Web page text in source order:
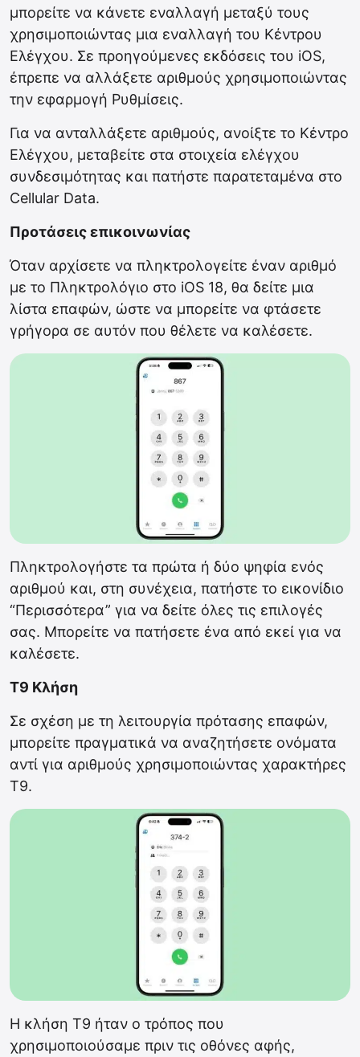
μπορείτε να κάνετε εναλλαγή μεταξύ τους
χρησιμοποιώντας μια εναλλαγή του Κέντρου
Ελέγχου. Σε προηγούμενες εκδόσεις του iOS,
έπρεπε να αλλάξετε αριθμούς χρησιμοποιώντας
την εφαρμογή Ρυθμίσεις.
Για να ανταλλάξετε αριθμούς, ανοίξτε το Κέντρο
Ελέγχου, μεταβείτε στα στοιχεία ελέγχου
συνδεσιμότητας και πατήστε παρατεταμένα στο
Cellular Data.
Προτάσεις επικοινωνίας
Όταν αρχίσετε να πληκτρολογείτε έναν αριθμό
με το Πληκτρολόγιο στο iOS 18, θα δείτε μια
λίστα επαφών, ώστε να μπορείτε να φτάσετε
γρήγορα σε αυτόν που θέλετε να καλέσετε.
Πληκτρολογήστε τα πρώτα ή δύο ψηφία ενός
αριθμού και, στη συνέχεια, πατήστε το εικονίδιο
“Περισσότερα” για να δείτε όλες τις επιλογές
σας. Μπορείτε να πατήσετε ένα από εκεί για να
καλέσετε.
Τ9 Κλήση
Σε σχέση με τη λειτουργία πρότασης επαφών,
μπορείτε πραγματικά να αναζητήσετε ονόματα
αντί για αριθμούς χρησιμοποιώντας χαρακτήρες
T9.
Η κλήση T9 ήταν ο τρόπος που
χρησιμοποιούσαμε πριν τις οθόνες αφής,